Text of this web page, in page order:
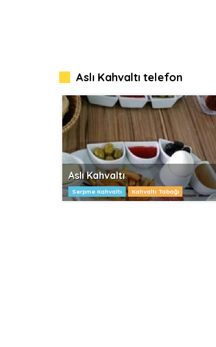
Aslı Kahvaltı telefon
Aslı Kahvaltı
Serpme Kahvaltı Kahvaltı Tabağı